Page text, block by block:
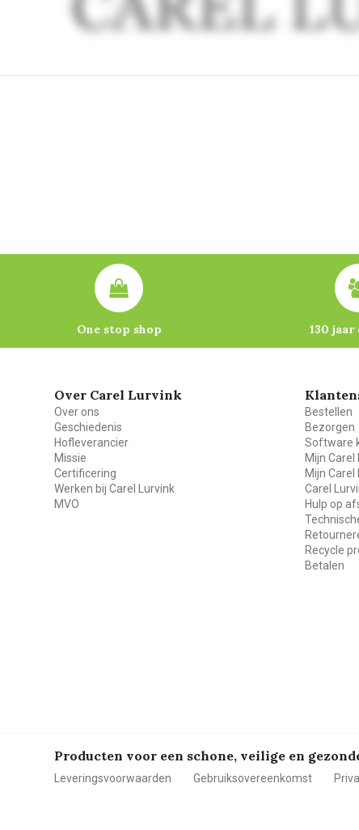
One stop shop 130
Over Carel Lurvink
Over ons
Geschiedenis
Hofleverancier
Missie
Certificering
Werken bij Carel Lurvink
MVO
Bestellen
Bezorgen
Software
Mijn Carel
Mijn
Carel
Hulp op
Recycle
Betalen
Producten voor een schone, veilige en
Leveringsvoorwaarden Gebruiksovereenkomst